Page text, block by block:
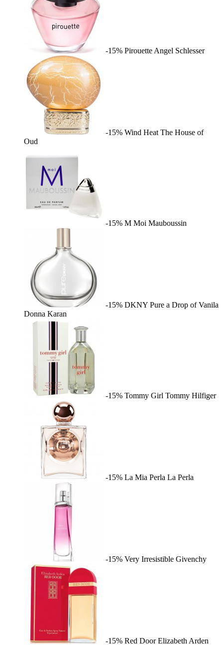
-15% Pirouette Angel Schlesser
-15% Wind Heat The House of
Oud
-15% M Moi Mauboussin
-15% DKNY Pure a Drop of Vanila
Donna Karan
-15% Tommy Girl Tommy Hilfiger
-15% La Mia Perla La Perla
-15% Very Irresistible Givenchy
-15% Red Door Elizabeth Arden